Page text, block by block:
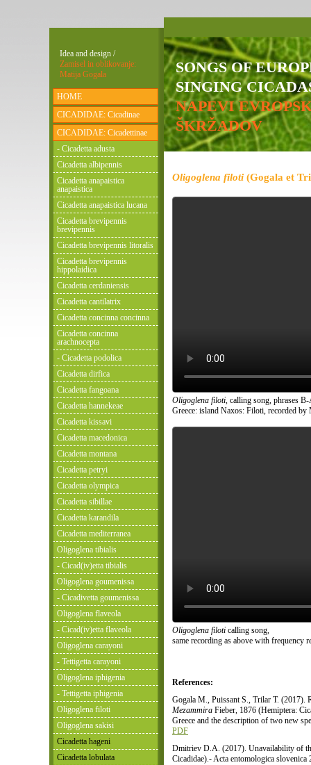
SONGS OF
SINGING
NAPEVI
ŠKRŽADOV
Oligoglena filoti (Gogala et
Oligoglena filoti, calling song, phrases
Greece: island Naxos: Filoti, recorded by
Oligoglena filoti calling song,
same recording as above with frequency
References:
Gogala M., Puissant S., Trilar T. (2017).
Mezammira Fieber, 1876 (Hemiptera:
Greece and the description of two new
PDF
Dmitriev D.A. (2017). Unavailability of
Cicadidae).- Acta entomologica
Idea and design /
Zamisel in oblikovanje:
Matija Gogala
HOME
CICADIDAE: Cicadinae
CICADIDAE: Cicadettinae
- Cicadetta adusta
Cicadetta albipennis
Cicadetta anapaistica
anapaistica
Cicadetta anapaistica lucana
Cicadetta brevipennis
brevipennis
Cicadetta brevipennis litoralis
Cicadetta brevipennis
hippolaidica
Cicadetta cerdaniensis
Cicadetta cantilatrix
Cicadetta concinna concinna
Cicadetta concinna
arachnocepta
- Cicadetta podolica
Cicadetta dirfica
Cicadetta fangoana
Cicadetta hannekeae
Cicadetta kissavi
Cicadetta macedonica
Cicadetta montana
Cicadetta petryi
Cicadetta olympica
Cicadetta sibillae
Cicadetta karandila
Cicadetta mediterranea
Oligoglena tibialis
- Cicad(iv)etta tibialis
Oligoglena goumenissa
- Cicadivetta goumenissa
Oligoglena flaveola
- Cicad(iv)etta flaveola
Oligoglena carayoni
- Tettigetta carayoni
Oligoglena iphigenia
- Tettigetta iphigenia
Oligoglena filoti
Oligoglena sakisi
Cicadetta hageni
Cicadetta lobulata